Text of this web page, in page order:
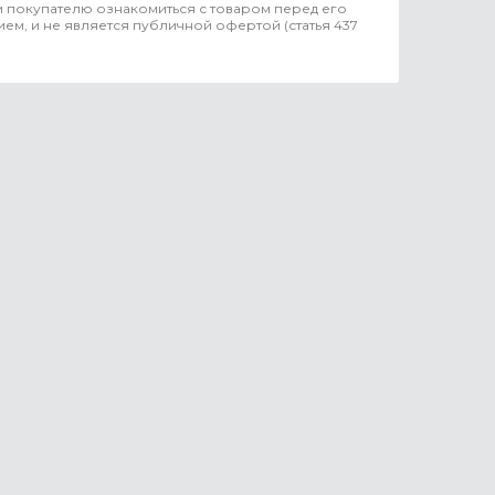
покупателю ознакомиться с товаром перед его
и не является публичной офертой (статья 437